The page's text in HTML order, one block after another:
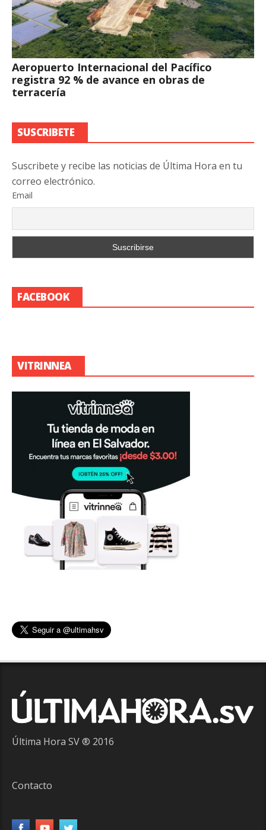
Aeropuerto Internacional del Pacífico
registra 92 % de avance en obras de
terracería
SUSCRIBETE
Suscribete y recibe las noticias de Última Hora en tu
correo electrónico.
Email
FACEBOOK
VITRINNEA
Última Hora SV ® 2016
Contacto